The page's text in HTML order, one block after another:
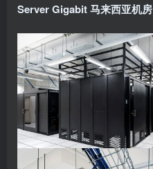
Server Gigabit 马来西亚机房